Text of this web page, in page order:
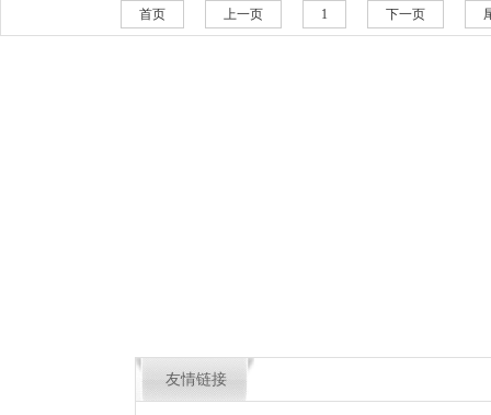
首页 上一页 1 下一页
友情链接